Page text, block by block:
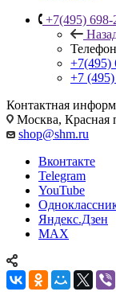
+7(495) 698-
+7(495)
+7
Контактная
Москва, Красная
shop@shm.ru
Вконтакте
Telegram
YouTube
Яндекс.Дзен
MAX